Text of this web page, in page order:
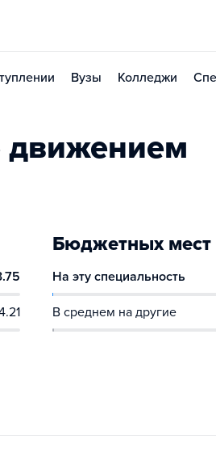
Вузы Колледжи
движением
Бюджетных мест
На эту специальность
В среднем на другие